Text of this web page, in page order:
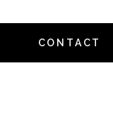
CONTACT